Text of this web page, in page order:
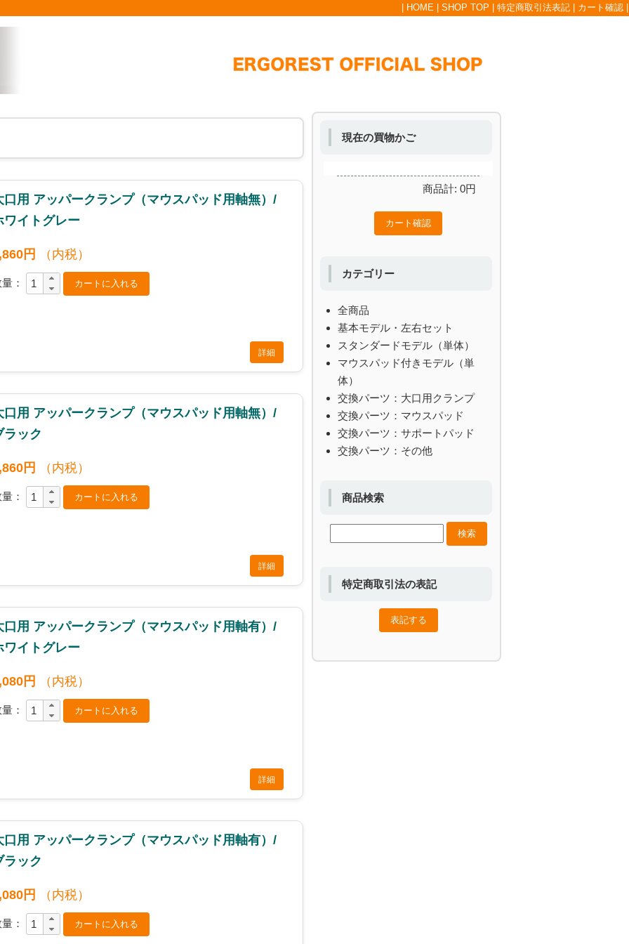
HOME SHOP TOP 特定商取引法表記 カート確認
口用 アッパークランプ（マウスパッド用軸無）/
ワイトグレー
円 （内税）
：
詳細
口用 アッパークランプ（マウスパッド用軸無）/
ラック
円 （内税）
：
詳細
口用 アッパークランプ（マウスパッド用軸有）/
ワイトグレー
円 （内税）
：
詳細
口用 アッパークランプ（マウスパッド用軸有）/
ラック
円 （内税）
：
現在の買物かご
商品計: 0円
カテゴリー
全商品
基本モデル・左右セット
スタンダードモデル（単体）
マウスパッド付きモデル（単
体）
交換パーツ：大口用クランプ
交換パーツ：マウスパッド
交換パーツ：サポートパッド
交換パーツ：その他
商品検索
特定商取引法の表記